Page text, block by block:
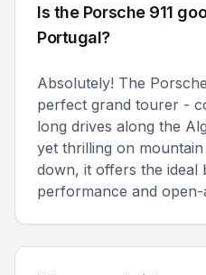
Is the Porsche 911
Portugal?
Absolutely! The
perfect grand tourer -
long drives along the
yet thrilling on
down, it offers the ideal
performance and